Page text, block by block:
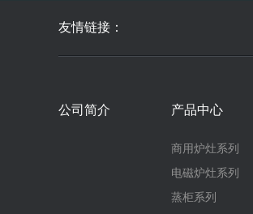
友情链接：
公司简介 产品中心
商用炉灶系列
电磁炉灶系列
蒸柜系列